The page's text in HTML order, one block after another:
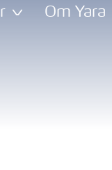
Om Yara